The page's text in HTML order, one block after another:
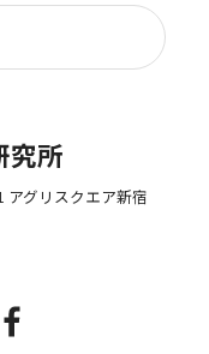
究所
アグリスクエア新宿